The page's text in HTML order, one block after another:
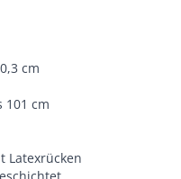
cm
101 cm
Latexrücken